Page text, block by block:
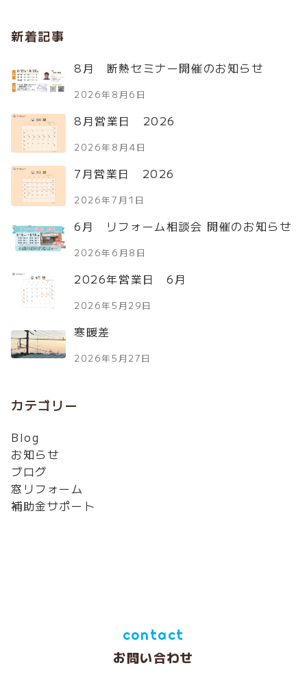
新着記事
8月 断熱セミナー開催のお知らせ
2026年8月6日
8月営業日 2026
2026年8月4日
7月営業日 2026
2026年7月1日
6月 リフォーム相談会 開催のお知らせ
2026年6月8日
2026年営業日 6月
2026年5月29日
寒暖差
2026年5月27日
カテゴリー
Blog
お知らせ
ブログ
窓リフォーム
補助金サポート
contact
お問い合わせ